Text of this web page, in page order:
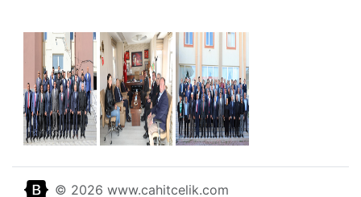
© 2026 www.cahitcelik.com